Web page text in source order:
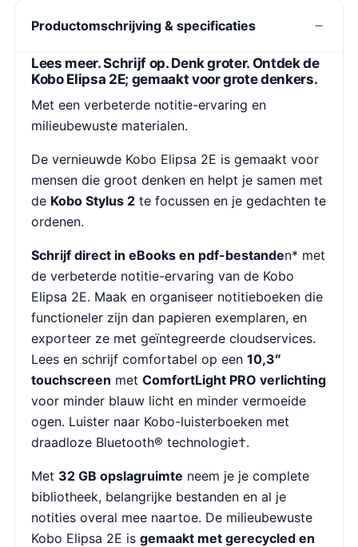
Productomschrijving & specificaties
Lees meer. Schrijf op. Denk groter. Ontdek de
Kobo Elipsa 2E; gemaakt voor grote denkers.
Met een verbeterde notitie-ervaring en
milieubewuste materialen.
De vernieuwde Kobo Elipsa 2E is gemaakt voor
mensen die groot denken en helpt je samen met
de Kobo Stylus 2 te focussen en je gedachten te
ordenen.
Schrijf direct in eBooks en pdf-bestanden* met
de verbeterde notitie-ervaring van de Kobo
Elipsa 2E. Maak en organiseer notitieboeken die
functioneler zijn dan papieren exemplaren, en
exporteer ze met geïntegreerde cloudservices.
Lees en schrijf comfortabel op een 10,3″
touchscreen met ComfortLight PRO verlichting
voor minder blauw licht en minder vermoeide
ogen. Luister naar Kobo-luisterboeken met
draadloze Bluetooth® technologie†.
Met 32 GB opslagruimte neem je je complete
bibliotheek, belangrijke bestanden en al je
notities overal mee naartoe. De milieubewuste
Kobo Elipsa 2E is gemaakt met gerecycled en